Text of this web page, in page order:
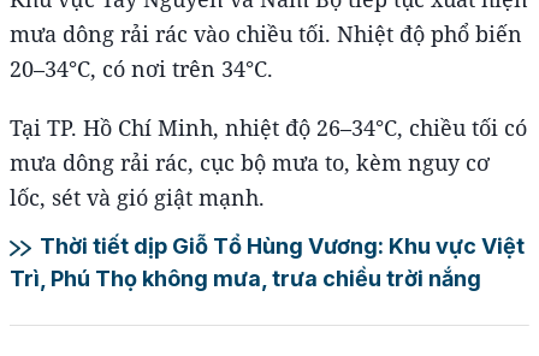
mưa dông rải rác vào chiều tối. Nhiệt độ phổ biến
20–34°C, có nơi trên 34°C.
Tại TP. Hồ Chí Minh, nhiệt độ 26–34°C, chiều tối có
mưa dông rải rác, cục bộ mưa to, kèm nguy cơ
lốc, sét và gió giật mạnh.
Thời tiết dịp Giỗ Tổ Hùng Vương: Khu vực Việt
Trì, Phú Thọ không mưa, trưa chiều trời nắng